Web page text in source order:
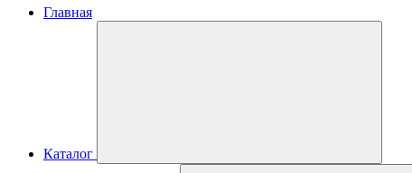
Главная
Каталог